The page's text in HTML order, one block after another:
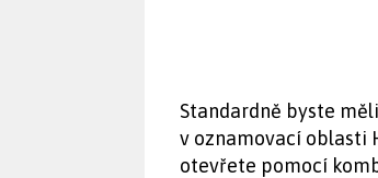
Standardně byste
v oznamovací oblasti
otevřete pomocí